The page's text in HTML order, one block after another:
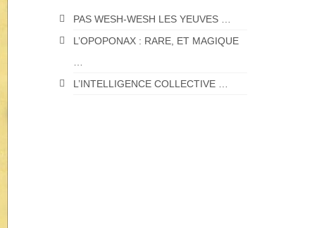
PAS WESH-WESH LES YEUVES …
L’OPOPONAX : RARE, ET MAGIQUE
L’INTELLIGENCE COLLECTIVE …